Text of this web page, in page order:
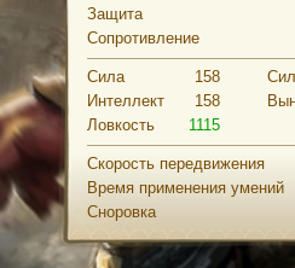
Защита
Сопротивление
Сила
158
Интеллект
158
Ловкость
1115
Скорость передвижения
Время применения умений
Сноровка